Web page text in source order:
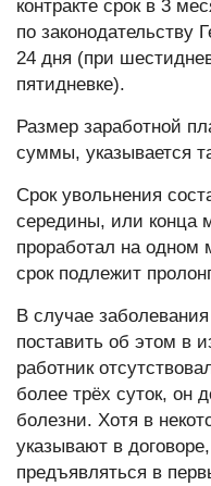
контракте срок в 3
по законодательству
24 дня (при
пятидневке).
Размер заработной
суммы, указывается
Срок увольнения
середины, или конца
проработал на одном
срок подлежит
В случае заболевания
поставить об этом в
работник
более трёх суток, он
болезни. Хотя в
указывают в
предъявляться в